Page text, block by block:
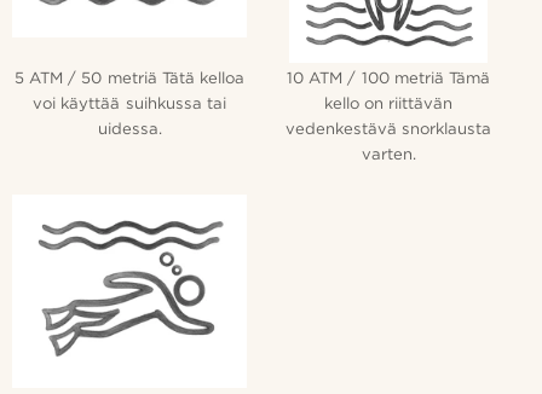
5 ATM / 50 metriä Tätä kelloa
voi käyttää suihkussa tai
uidessa.
10 ATM / 100 metriä Tämä
kello on riittävän
vedenkestävä snorklausta
varten.